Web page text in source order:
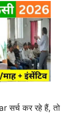
कर रहे हैं, तो